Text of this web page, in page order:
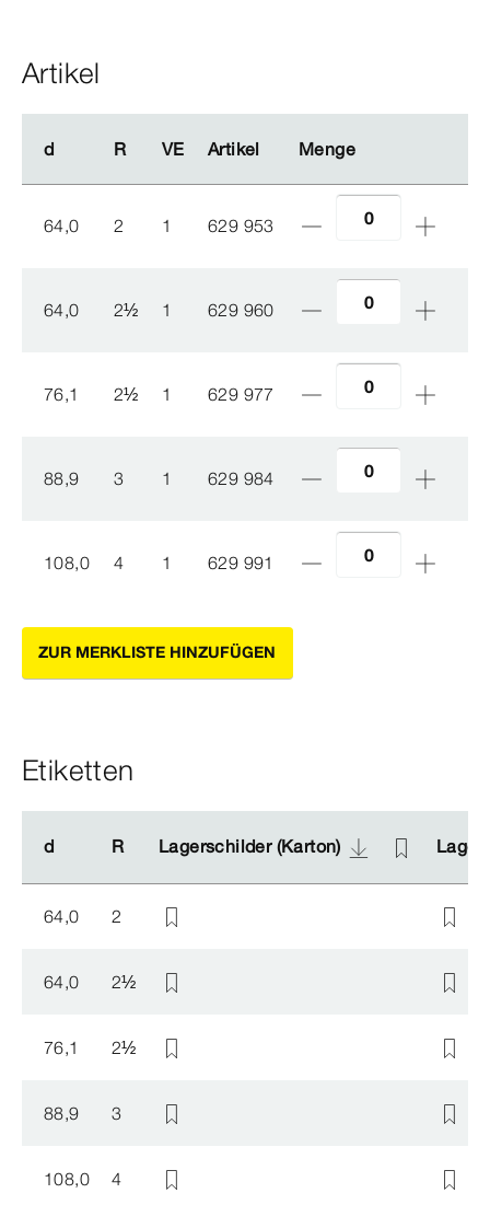
Artikel
d R VE Artikel Menge
d R VE Artikel Menge
64,0 2 1 629 953
64,0 2½ 1 629 960
76,1 2½ 1 629 977
88,9 3 1 629 984
108,0 4 1 629 991
ZUR MERKLISTE HINZUFÜGEN
Etiketten
d R Lagerschilder (Karton)
d R Lagerschilder (Karton)
64,0 2
64,0 2½
76,1 2½
88,9 3
108,0 4